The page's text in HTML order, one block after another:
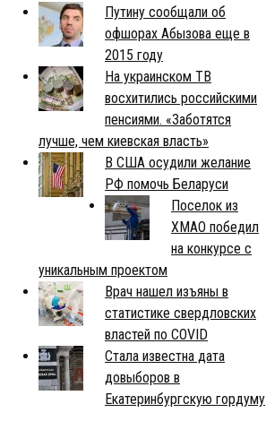
Путину сообщали об
офшорах Абызова еще в
2015 году
На украинском ТВ
восхитились российскими
пенсиями. «Заботятся
лучше, чем киевская власть»
В США осудили желание
РФ помочь Беларуси
Поселок из
ХМАО победил
на конкурсе с
уникальным проектом
Врач нашел изъяны в
статистике свердловских
властей по COVID
Стала известна дата
довыборов в
Екатеринбургскую гордуму